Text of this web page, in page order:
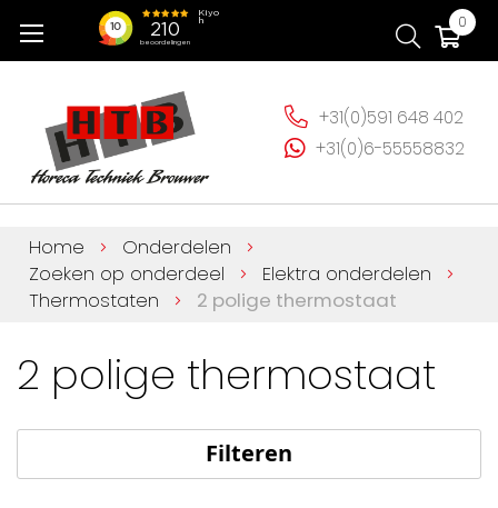
naar
0
+31(0)591 648 402
+31(0)6-55558832
Home
Onderdelen
Zoeken op onderdeel
Elektra onderdelen
Thermostaten
2 polige thermostaat
2 polige thermostaat
Filteren